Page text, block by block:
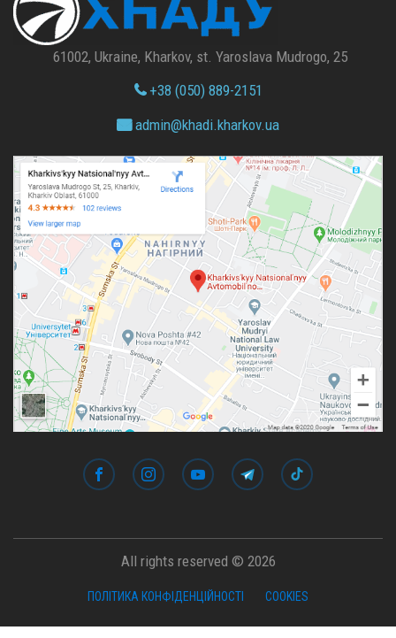
61002, Ukraine, Kharkov, st. Yaroslava Mudrogo, 25
+38 (050) 889-2151
admin@khadi.kharkov.ua
All rights reserved © 2026
ПОЛІТИКА КОНФІДЕНЦІЙНОСТІ COOKIES